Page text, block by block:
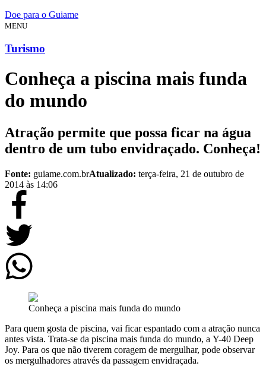
Doe para o Guiame
MENU
Turismo
Conheça a piscina mais funda
do mundo
Atração permite que possa ficar na água
dentro de um tubo envidraçado. Conheça!
Fonte: guiame.com.brAtualizado: terça-feira, 21 de outubro de
2014 às 14:06
Conheça a piscina mais funda do mundo
Para quem gosta de piscina, vai ficar espantado com a atração nunca
antes vista. Trata-se da piscina mais funda do mundo, a Y-40 Deep
Joy. Para os que não tiverem coragem de mergulhar, pode observar
os mergulhadores através da passagem envidraçada.